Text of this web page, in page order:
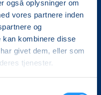
også oplysninger om
vores partnere inden
og
kan kombinere disse
givet dem, eller som
tjenester.
er vigtigt for os